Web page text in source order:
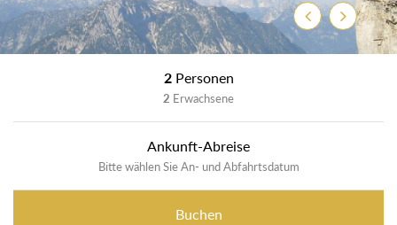
ZurückWeiter
2 Personen
2 Erwachsene
Ankunft-Abreise
Bitte wählen Sie An- und Abfahrtsdatum
Buchen